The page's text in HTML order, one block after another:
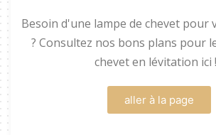
Besoin d'une lampe de chevet pour
? Consultez nos bons plans pour
chevet en lévitation ici !
aller à la page